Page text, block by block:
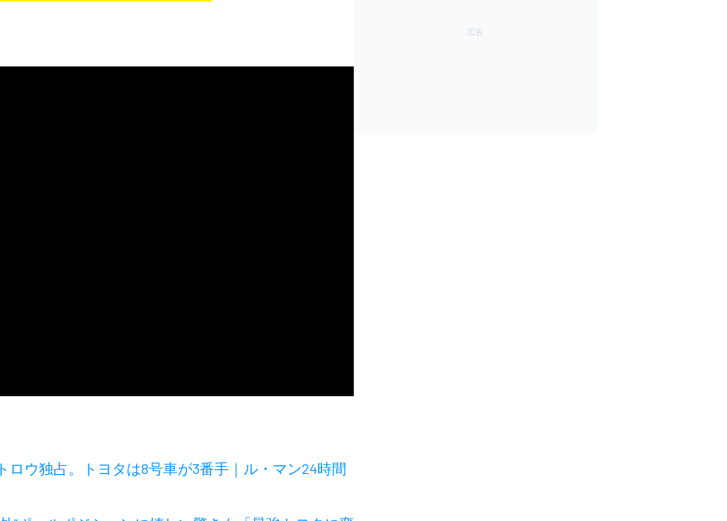
ロウ独占。トヨタは8号車が3番手｜ル・マン24時間